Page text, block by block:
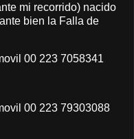
mi recorrido) nacido
bien la Falla de
00 223 7058341
00 223 79303088